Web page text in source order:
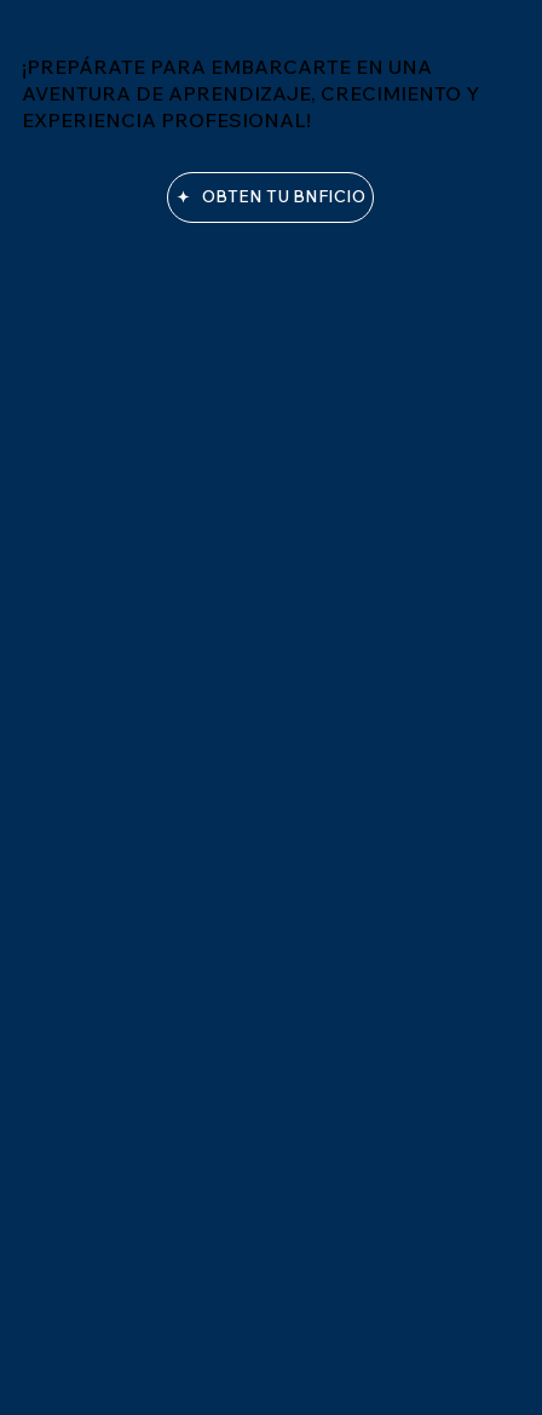
¡PREPÁRATE PARA EMBARCARTE EN UNA
AVENTURA DE APRENDIZAJE, CRECIMIENTO Y
EXPERIENCIA PROFESIONAL!
OBTEN TU BNFICIO